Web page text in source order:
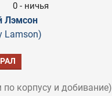
0 - ничья
Лэмсон
Lamson)
корпусу и добивание)